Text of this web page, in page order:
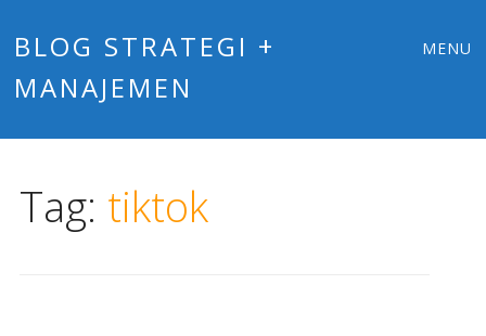
BLOG STRATEGI +
MANAJEMEN
MENU
Tag: tiktok